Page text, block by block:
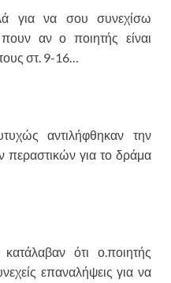
για να σου συνεχίσω
αν ο ποιητής είναι
στ. 9-16…
αντιλήφθηκαν την
περαστικών για το δράμα
ότι ο.ποιητής
επαναλήψεις για να